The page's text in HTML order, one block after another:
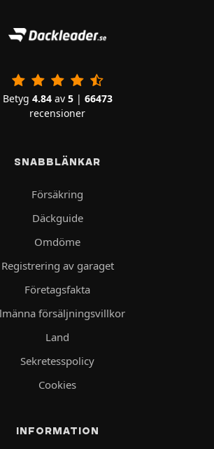
Betyg 4.84av 5| 66473
recensioner
SNABBLÄNKAR
Försäkring
Däckguide
Omdöme
Registrering av garaget
Företagsfakta
försäljningsvillkor
Land
Sekretesspolicy
Cookies
INFORMATION